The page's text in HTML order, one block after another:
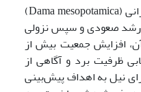
الگوی رشد جمعیتی گوزن زرد ایرانی (Dama mesopotamica)
رشد صعودی و سپس نزولی
افزایش جمعیت بیش از
ظرفیت برد و آگاهی از
نیل به اهداف پیش‌بینی